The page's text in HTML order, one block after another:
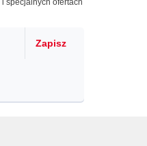
specjalnych ofertach
Zapisz